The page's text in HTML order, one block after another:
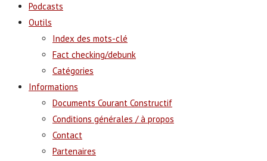
Podcasts
Outils
Index des mots-clé
Fact checking/debunk
Catégories
Informations
Documents Courant Constructif
Conditions générales / à propos
Contact
Partenaires